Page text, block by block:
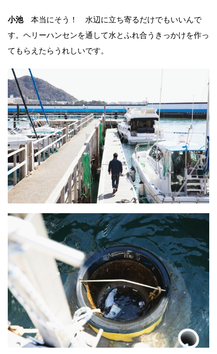
小池本当にそう！ 水辺に立ち寄るだけでもいいんで
す。ヘリーハンセンを通して水とふれ合うきっかけを作っ
てもらえたらうれしいです。